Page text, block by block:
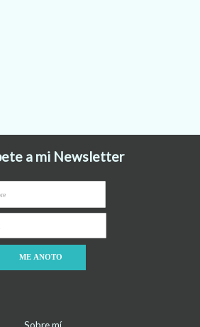
a mi Newsletter
ME ANOTO
Sobre mí